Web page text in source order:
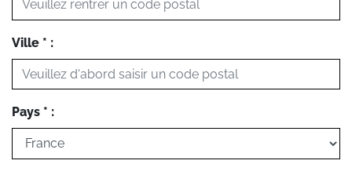
Ville * :
Pays * :